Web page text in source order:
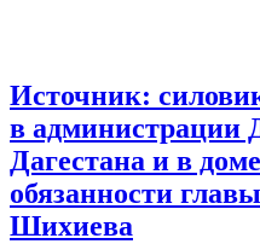
Источник:
в администрации
Дагестана и в
обязанности
Шихиева